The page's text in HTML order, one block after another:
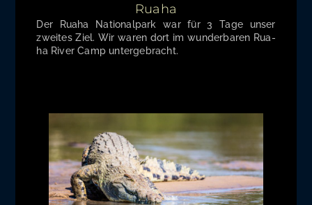
Ruaha
Der Rua­ha Natio­nal­park war für 3 Tage unser
zwei­tes Ziel. Wir waren dort im wun­der­ba­ren Rua­
ha River Camp untergebracht.